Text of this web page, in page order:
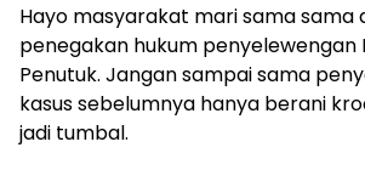
Hayo masyarakat mari sama sama
penegakan hukum penyelewengan
Penutuk. Jangan sampai sama
kasus sebelumnya hanya berani
jadi tumbal.